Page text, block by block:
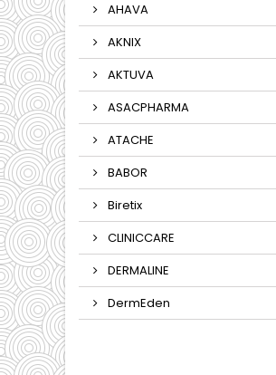
AHAVA
AKNIX
AKTUVA
ASACPHARMA
ATACHE
BABOR
Biretix
CLINICCARE
DERMALINE
DermEden